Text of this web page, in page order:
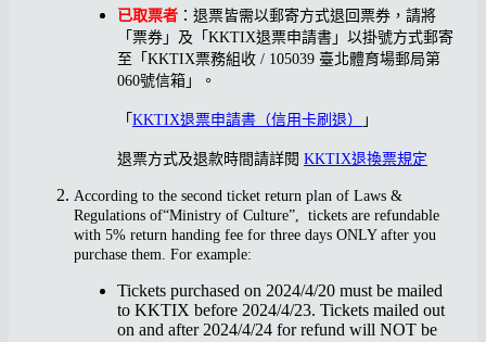
已取票者 ：退票皆需以郵寄方式退回票券，請將
「票券」及「KKTIX退票申請書」以掛號方式郵寄
至「KKTIX票務組收 / 105039 臺北體育場郵局第
060號信箱」。
「 KKTIX退票申請書（信用卡刷退） 」
退票方式及退款時間請詳閱 KKTIX退換票規定
According to the second ticket return plan of Laws &
Regulations of“Ministry of Culture”, tickets are refundable
with 5% return handing fee for three days ONLY after you
purchase them. For example:
Tickets purchased on 2024/4/20 must be mailed
to KKTIX before 2024/4/23. Tickets mailed out
on and after 2024/4/24 for refund will NOT be